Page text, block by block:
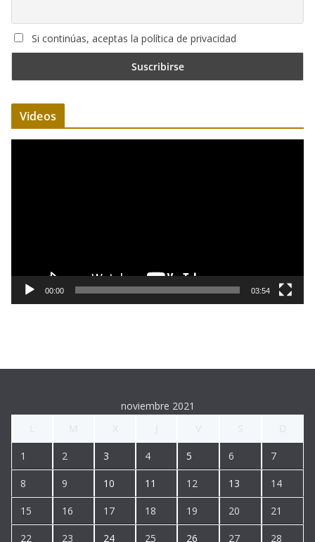
Si continúas, aceptas la política de privacidad
Videos
o
o
00:00 03:54
noviembre 2021
1 2 3 4 5 6 7
8 9 10 11 12 13 14
15 16 17 18 19 20 21
22 23 24 25 26 27 28